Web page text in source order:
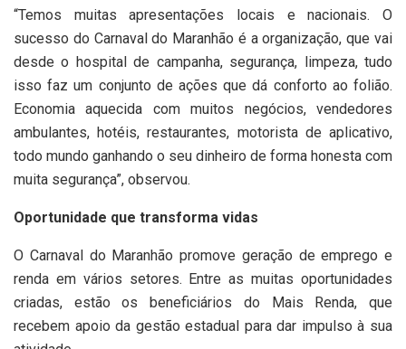
“Temos muitas apresentações locais e nacionais. O
sucesso do Carnaval do Maranhão é a organização, que vai
desde o hospital de campanha, segurança, limpeza, tudo
isso faz um conjunto de ações que dá conforto ao folião.
Economia aquecida com muitos negócios, vendedores
ambulantes, hotéis, restaurantes, motorista de aplicativo,
todo mundo ganhando o seu dinheiro de forma honesta com
muita segurança”, observou.
Oportunidade que transforma vidas
O Carnaval do Maranhão promove geração de emprego e
renda em vários setores. Entre as muitas oportunidades
criadas, estão os beneficiários do Mais Renda, que
recebem apoio da gestão estadual para dar impulso à sua